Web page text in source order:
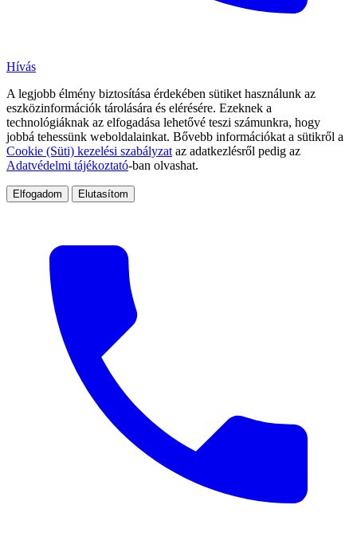
Hívás
A legjobb élmény biztosítása érdekében sütiket használunk az
eszközinformációk tárolására és elérésére. Ezeknek a
technológiáknak az elfogadása lehetővé teszi számunkra, hogy
jobbá tehessünk weboldalainkat. Bővebb információkat a sütikről a
Cookie (Süti) kezelési szabályzat az adatkezlésről pedig az
Adatvédelmi tájékoztató-ban olvashat.
Elfogadom Elutasítom